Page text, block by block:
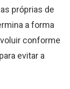
próprias de
a forma
conforme
evitar a